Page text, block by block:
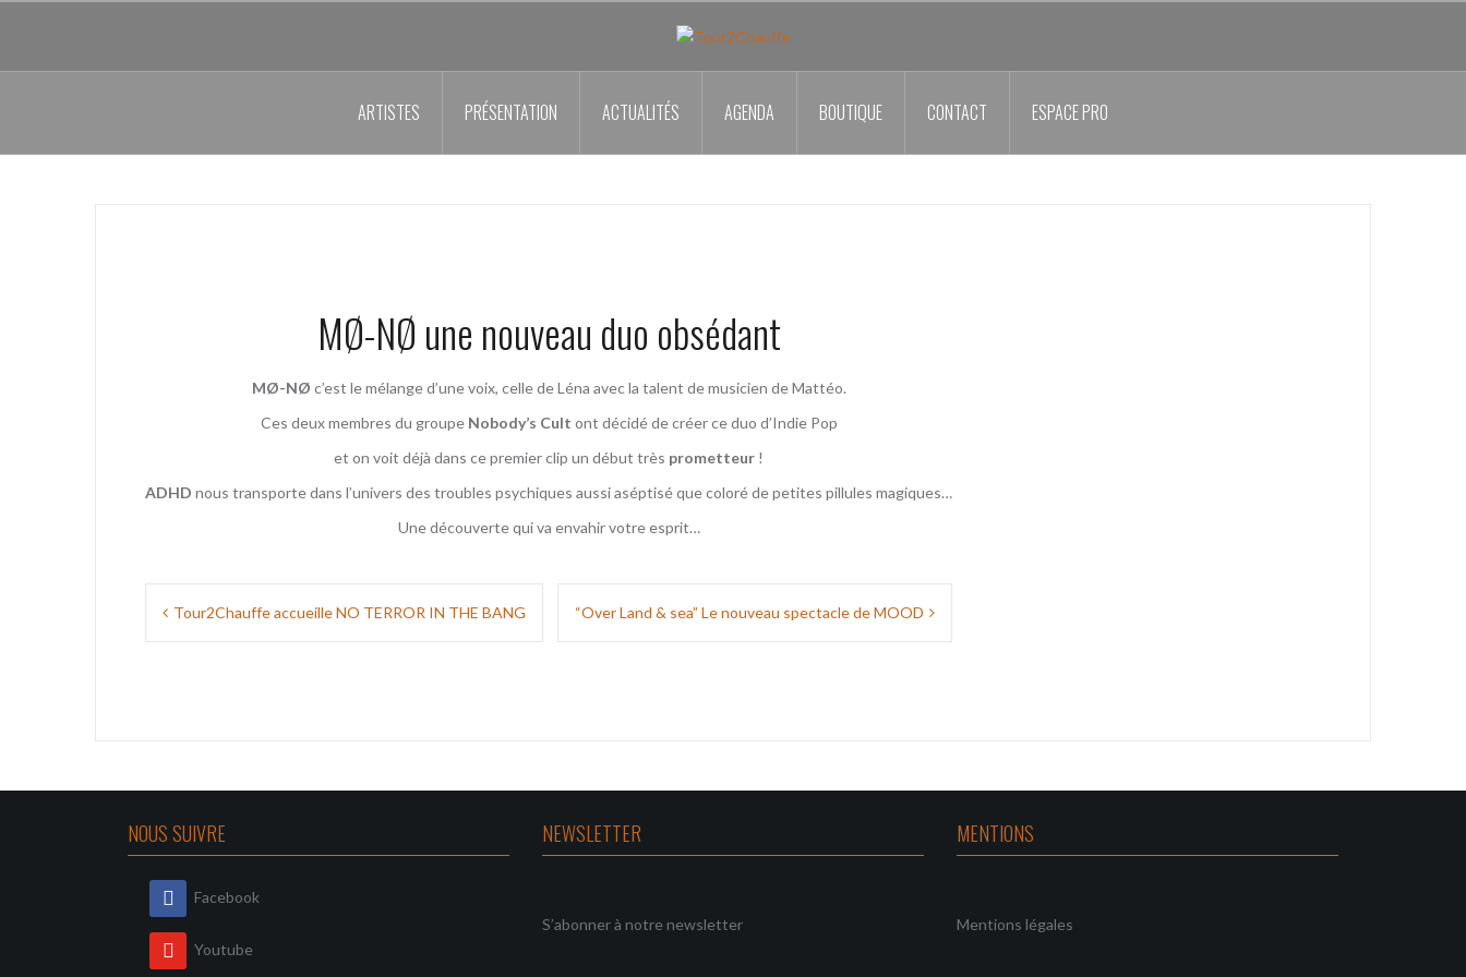
ARTISTES PRÉSENTATION ACTUALITÉS AGENDA BOUTIQUE CONTACT ESPACE PRO
MØ-NØ une nouveau duo obsédant
MØ-NØ c’est le mélange d’une voix, celle de Léna avec la talent de musicien de Mattéo.
Ces deux membres du groupe Nobody’s Cult ont décidé de créer ce duo d’Indie Pop
et on voit déjà dans ce premier clip un début très prometteur !
ADHD nous transporte dans l’univers des troubles psychiques aussi aséptisé que coloré de petites pillules magiques…
Une découverte qui va envahir votre esprit…
Navigation
Tour2Chauffe accueille NO TERROR IN THE BANG “Over Land & sea” Le nouveau spectacle de MOOD
NOUS SUIVRE
Facebook
Youtube
NEWSLETTER
S’abonner à notre newsletter
MENTIONS
Mentions légales